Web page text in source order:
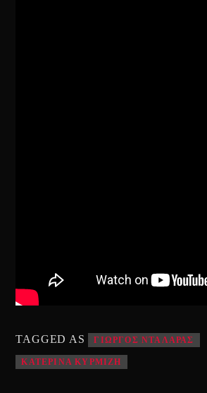
TAGGED AS ΓΙΩΡΓΟΣ ΝΤΑΛΑΡΑΣ
ΚΑΤΕΡΙΝΑ ΚΥΡΜΙΖΗ